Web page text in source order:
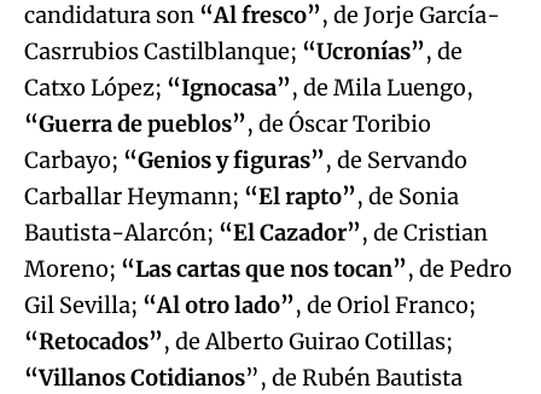
candidatura son “Al fresco”, de Jorje García-
Casrrubios Castilblanque; “Ucronías”, de
Catxo López; “Ignocasa”, de Mila Luengo,
“Guerra de pueblos”, de Óscar Toribio
Carbayo; “Genios y figuras”, de Servando
Carballar Heymann; “El rapto”, de Sonia
Bautista-Alarcón; “El Cazador”, de Cristian
Moreno; “Las cartas que nos tocan”, de Pedro
Gil Sevilla; “Al otro lado”, de Oriol Franco;
“Retocados”, de Alberto Guirao Cotillas;
“Villanos Cotidianos”, de Rubén Bautista